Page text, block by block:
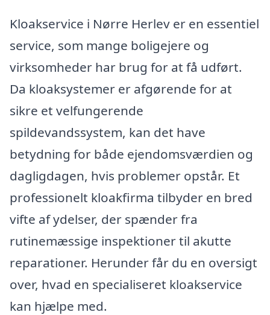
Kloakservice i Nørre Herlev er en essentiel
service, som mange boligejere og
virksomheder har brug for at få udført.
Da kloaksystemer er afgørende for at
sikre et velfungerende
spildevandssystem, kan det have
betydning for både ejendomsværdien og
dagligdagen, hvis problemer opstår. Et
professionelt kloakfirma tilbyder en bred
vifte af ydelser, der spænder fra
rutinemæssige inspektioner til akutte
reparationer. Herunder får du en oversigt
over, hvad en specialiseret kloakservice
kan hjælpe med.